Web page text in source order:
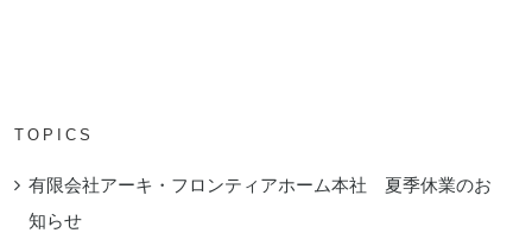
TOPICS
有限会社アーキ・フロンティアホーム本社 夏季休業のお
知らせ